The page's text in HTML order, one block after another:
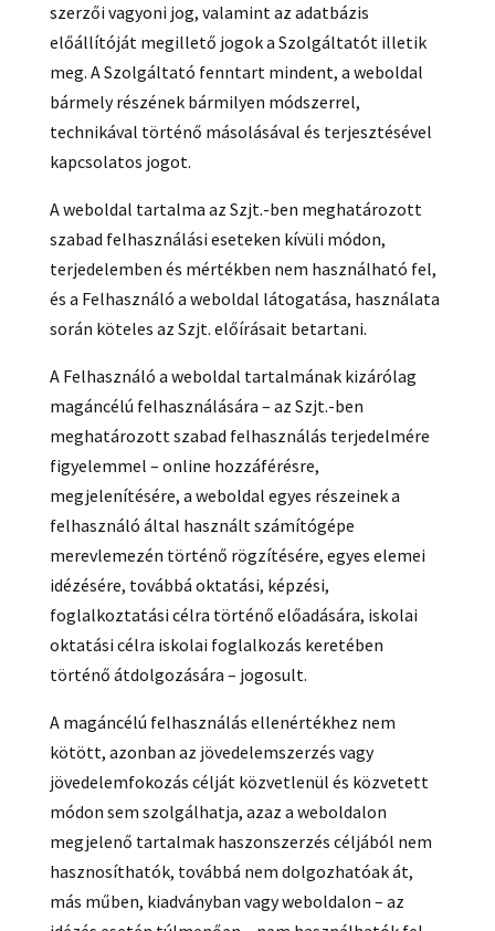
szerzői vagyoni jog, valamint az adatbázis
előállítóját megillető jogok a Szolgáltatót illetik
meg. A Szolgáltató fenntart mindent, a weboldal
bármely részének bármilyen módszerrel,
technikával történő másolásával és terjesztésével
kapcsolatos jogot.
A weboldal tartalma az Szjt.-ben meghatározott
szabad felhasználási eseteken kívüli módon,
terjedelemben és mértékben nem használható fel,
és a Felhasználó a weboldal látogatása, használata
során köteles az Szjt. előírásait betartani.
A Felhasználó a weboldal tartalmának kizárólag
magáncélú felhasználására – az Szjt.-ben
meghatározott szabad felhasználás terjedelmére
figyelemmel – online hozzáférésre,
megjelenítésére, a weboldal egyes részeinek a
felhasználó által használt számítógépe
merevlemezén történő rögzítésére, egyes elemei
idézésére, továbbá oktatási, képzési,
foglalkoztatási célra történő előadására, iskolai
oktatási célra iskolai foglalkozás keretében
történő átdolgozására – jogosult.
A magáncélú felhasználás ellenértékhez nem
kötött, azonban az jövedelemszerzés vagy
jövedelemfokozás célját közvetlenül és közvetett
módon sem szolgálhatja, azaz a weboldalon
megjelenő tartalmak haszonszerzés céljából nem
hasznosíthatók, továbbá nem dolgozhatóak át,
más műben, kiadványban vagy weboldalon – az